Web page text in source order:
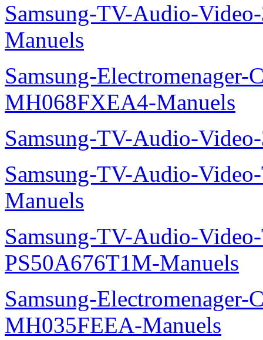
Samsung-TV-Audio-
Manuels
Samsung-Electromenager-
MH068FXEA4-Manuels
Samsung-TV-Audio-
Samsung-TV-Audio-
Manuels
Samsung-TV-Audio-
PS50A676T1M-Manuels
Samsung-Electromenager-
MH035FEEA-Manuels